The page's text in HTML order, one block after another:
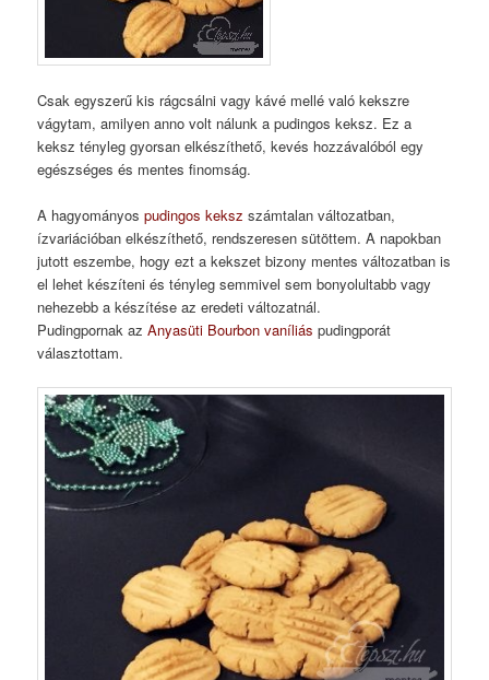
Csak egyszerű kis rágcsálni vagy kávé mellé való kekszre
vágytam, amilyen anno volt nálunk a pudingos keksz. Ez a
keksz tényleg gyorsan elkészíthető, kevés hozzávalóból egy
egészséges és mentes finomság.
A hagyományospudingos keksz számtalan változatban,
ízvariációban elkészíthető, rendszeresen sütöttem. A napokban
jutott eszembe, hogy ezt a kekszet bizony mentes változatban is
el lehet készíteni és tényleg semmivel sem bonyolultabb vagy
nehezebb a készítése az eredeti változatnál.
Pudingpornak azAnyasüti Bourbon vaníliás pudingporát
választottam.